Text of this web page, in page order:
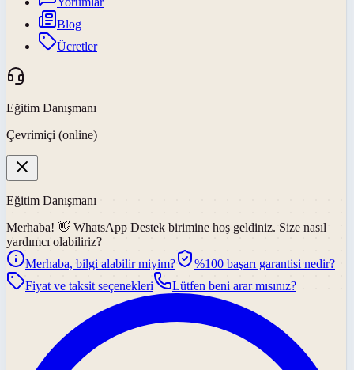
Blog
Ücretler
Eğitim Danışmanı
Çevrimiçi (online)
Eğitim Danışmanı
Merhaba! 👋 WhatsApp Destek birimine hoş geldiniz. Size nasıl
yardımcı olabiliriz?
Merhaba, bilgi alabilir miyim?
%100 başarı garantisi nedir?
Fiyat ve taksit seçenekleri
Lütfen beni arar mısınız?